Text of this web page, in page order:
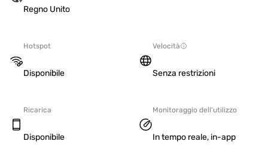
Regno Unito
Hotspot
Disponibile
Velocità
Senza restrizioni
Ricarica
Disponibile
Monitoraggio dell'utilizzo
In tempo reale, in-app